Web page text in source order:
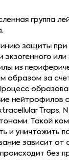
группа
защиты при
из
образом за
нейтрофилов
Traps,
Такой
и уничтожить
зависит
без